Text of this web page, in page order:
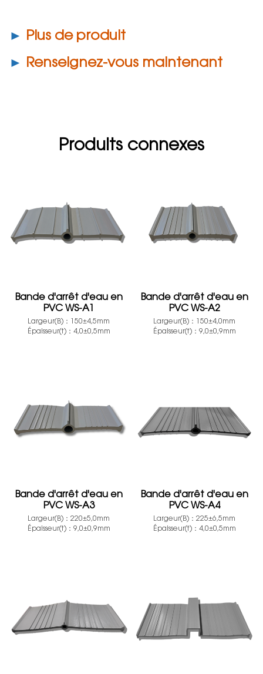
► Plus de produit
► Renseignez-vous maintenant
Produits connexes
Bande d'arrêt d'eau en
PVC WS-A1
Largeur(B)：150±4,5mm
Épaisseur(t)：4,0±0,5mm
Bande d'arrêt d'eau en
PVC WS-A2
Largeur(B)：150±4,0mm
Épaisseur(t)：9,0±0,9mm
Bande d'arrêt d'eau en
PVC WS-A3
Largeur(B)：220±5,0mm
Épaisseur(t)：9,0±0,9mm
Bande d'arrêt d'eau en
PVC WS-A4
Largeur(B)：225±6,5mm
Épaisseur(t)：4,0±0,5mm